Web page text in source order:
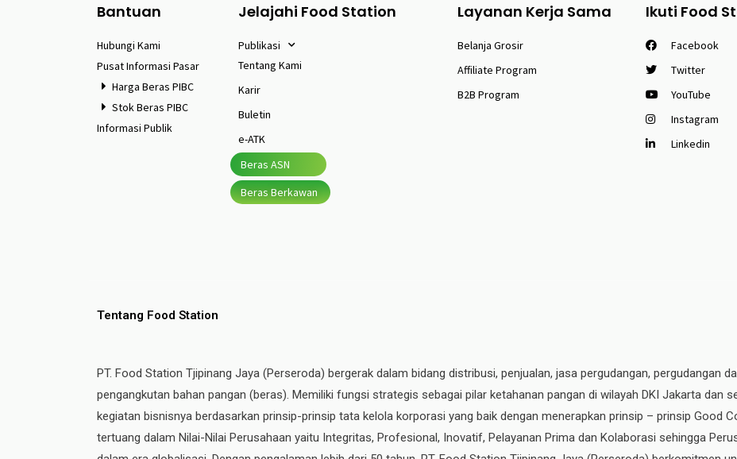
Bantuan
Hubungi Kami
Pusat Informasi Pasar
Harga Beras PIBC
Stok Beras PIBC
Informasi Publik
Jelajahi Food Station
Publikasi
Tentang Kami
Karir
Buletin
e-ATK
Beras ASN
Beras Berkawan
Layanan Kerja Sama
Belanja Grosir
Affiliate Program
B2B Program
Ikuti Food
Facebook
Twitter
YouTube
Instagram
Linkedin
Tentang Food Station
PT. Food Station Tjipinang Jaya (Perseroda) bergerak dalam bidang distribusi, penjualan, jasa pergudangan, pergudangan
pengangkutan bahan pangan (beras). Memiliki fungsi strategis sebagai pilar ketahanan pangan di wilayah DKI Jakarta dan
kegiatan bisnisnya berdasarkan prinsip-prinsip tata kelola korporasi yang baik dengan menerapkan prinsip – prinsip Good
tertuang dalam Nilai-Nilai Perusahaan yaitu Integritas, Profesional, Inovatif, Pelayanan Prima dan Kolaborasi sehingga